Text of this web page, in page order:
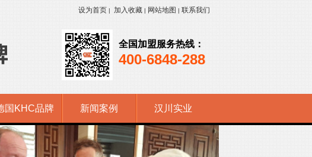
设为首页 | 加入收藏 | 网站地图 | 联系我们
全国加盟服务热线：
400-6848-288
国KHC品牌 新闻案例 汉川实业